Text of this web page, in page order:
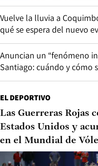
Vuelve la lluvia a
qué se espera del nuevo
Anuncian un “fenómeno
Santiago: cuándo y cómo
EL DEPORTIVO
Las Guerreras Rojas
Estados Unidos y
en el Mundial de